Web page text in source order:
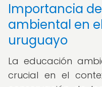
Importancia
ambiental en
uruguayo
La educación
crucial en el